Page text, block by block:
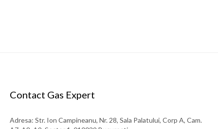
Contact Gas Expert
Adresa: Str. Ion Campineanu, Nr. 28, Sala Palatului, Corp A, Cam.